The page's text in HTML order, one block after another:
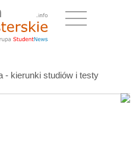
- kierunki studiów i testy